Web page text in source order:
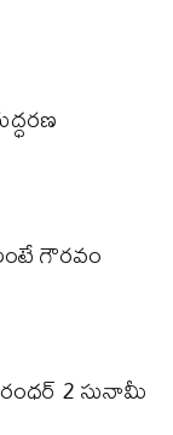
గౌర‌వం
2 సునామీ